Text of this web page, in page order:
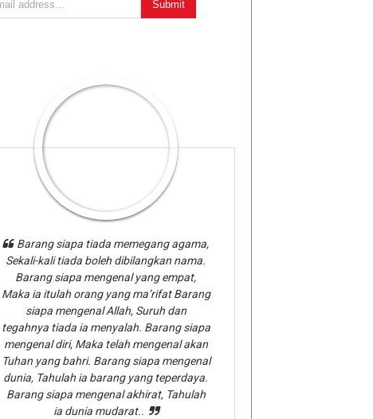
Barang siapa tiada memegang agama,
Sekali-kali tiada boleh dibilangkan nama.
Barang siapa mengenal yang empat,
Maka ia itulah orang yang ma’rifat Barang
siapa mengenal Allah, Suruh dan
tegahnya tiada ia menyalah. Barang siapa
mengenal diri, Maka telah mengenal akan
Tuhan yang bahri. Barang siapa mengenal
dunia, Tahulah ia barang yang teperdaya.
Barang siapa mengenal akhirat, Tahulah
ia dunia mudarat..